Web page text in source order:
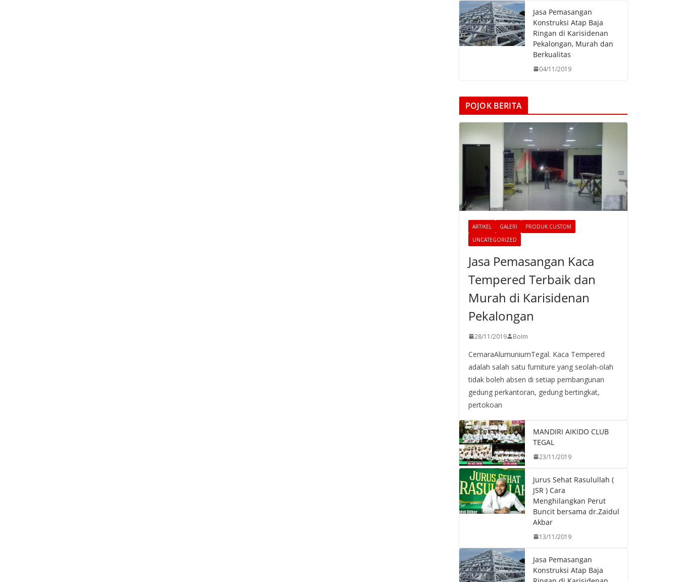
Jasa Pemasangan
Konstruksi Atap Baja
Ringan di Karisidenan
Pekalongan, Murah dan
Berkualitas
04/11/2019
POJOK BERITA
ARTIKEL GALERI
PRODUK CUSTOM
UNCATEGORIZED
Jasa Pemasangan Kaca
Tempered Terbaik dan
Murah di Karisidenan
Pekalongan
28/11/2019 BoIm
CemaraAlumuniumTegal. Kaca Tempered
adalah salah satu furniture yang seolah-olah
tidak boleh absen di setiap pembangunan
gedung perkantoran, gedung bertingkat,
pertokoan
MANDIRI AIKIDO CLUB
TEGAL
23/11/2019
Jurus Sehat Rasulullah (
JSR ) Cara
Menghilangkan Perut
Buncit bersama dr.Zaidul
Akbar
13/11/2019
Jasa Pemasangan
Konstruksi Atap Baja